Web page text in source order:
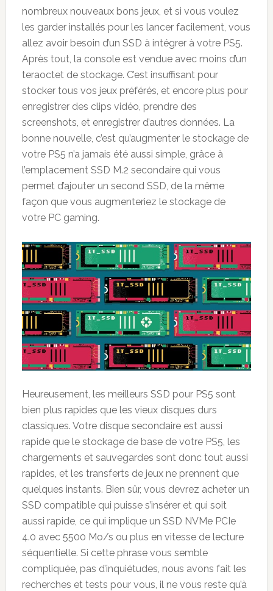
nombreux nouveaux bons jeux, et si vous voulez
les garder installés pour les lancer facilement, vous
allez avoir besoin d’un SSD à intégrer à votre PS5.
Après tout, la console est vendue avec moins d’un
teraoctet de stockage. C’est insuffisant pour
stocker tous vos jeux préférés, et encore plus pour
enregistrer des clips vidéo, prendre des
screenshots, et enregistrer d’autres données. La
bonne nouvelle, c’est qu’augmenter le stockage de
votre PS5 n’a jamais été aussi simple, grâce à
l’emplacement SSD M.2 secondaire qui vous
permet d’ajouter un second SSD, de la même
façon que vous augmenteriez le stockage de
votre PC gaming.
Heureusement, les meilleurs SSD pour PS5 sont
bien plus rapides que les vieux disques durs
classiques. Votre disque secondaire est aussi
rapide que le stockage de base de votre PS5, les
chargements et sauvegardes sont donc tout aussi
rapides, et les transferts de jeux ne prennent que
quelques instants. Bien sûr, vous devrez acheter un
SSD compatible qui puisse s’insérer et qui soit
aussi rapide, ce qui implique un SSD NVMe PCIe
4.0 avec 5500 Mo/s ou plus en vitesse de lecture
séquentielle. Si cette phrase vous semble
compliquée, pas d’inquiétudes, nous avons fait les
recherches et tests pour vous, il ne vous reste qu’à